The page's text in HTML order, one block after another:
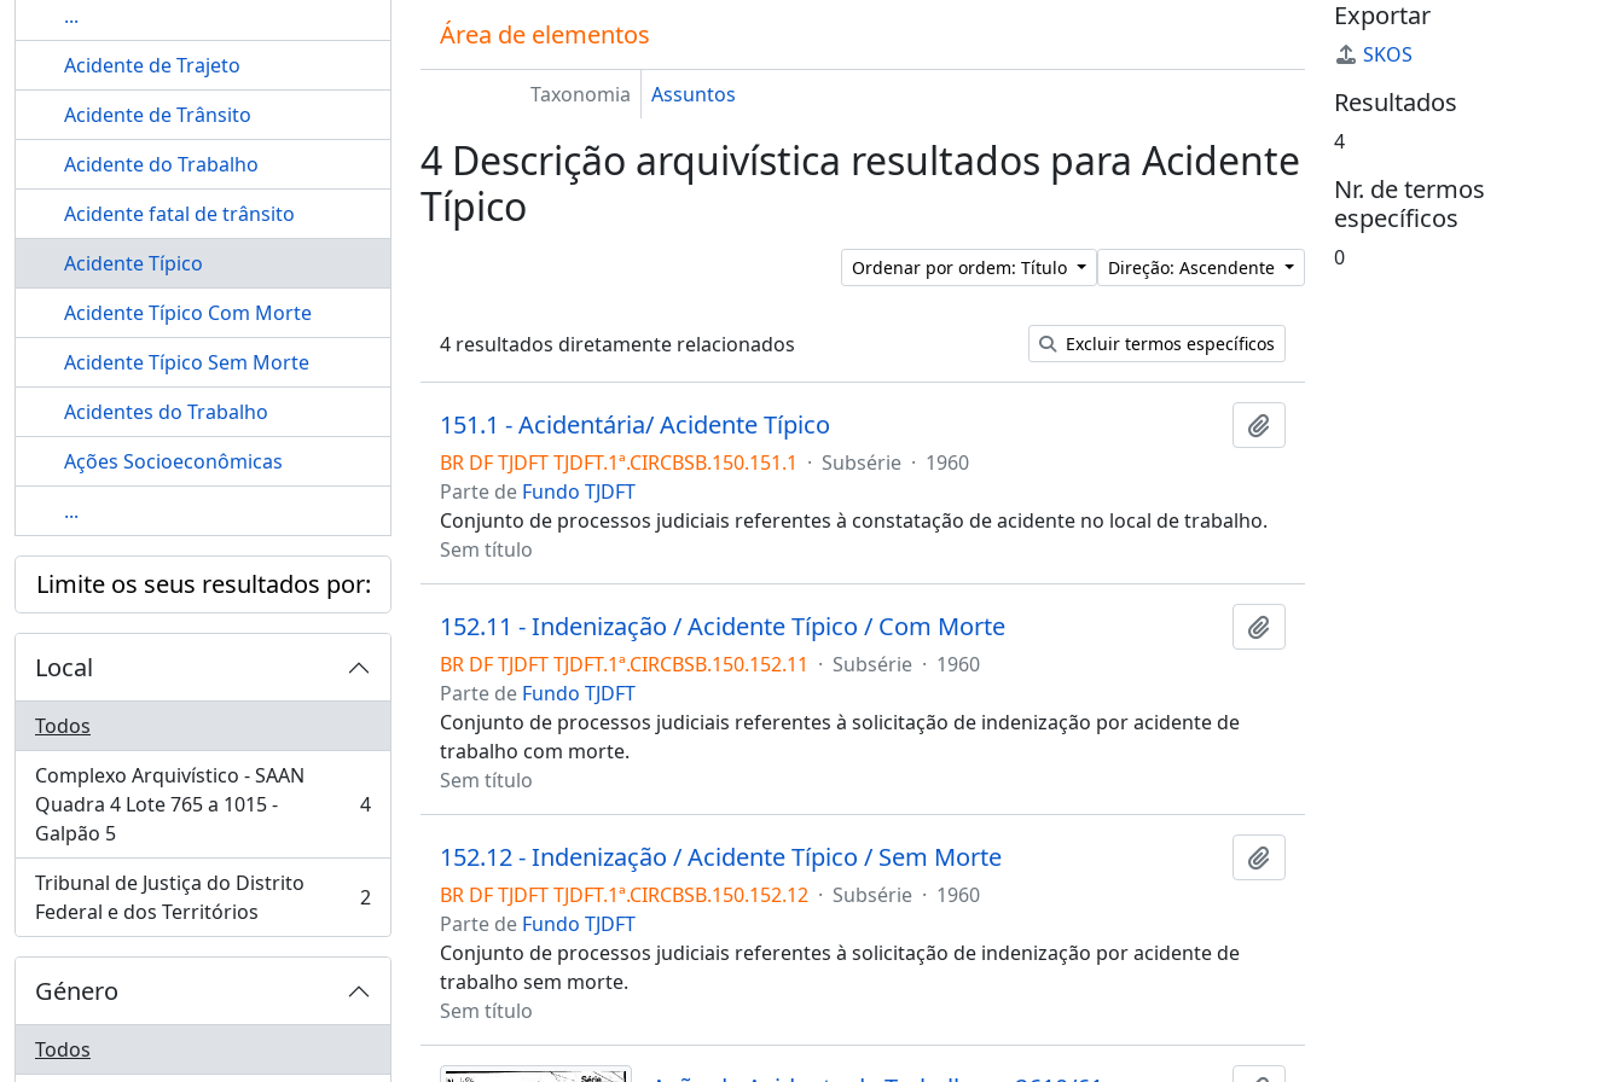
...
Acidente de Trajeto
Acidente de Trânsito
Acidente do Trabalho
Acidente fatal de trânsito
Acidente Típico
Acidente Típico Com Morte
Acidente Típico Sem Morte
Acidentes do Trabalho
Ações Socioeconômicas
...
Limite os seus resultados por:
Local
Todos
Complexo Arquivístico - SAAN
Quadra 4 Lote 765 a 1015 -
Galpão 5
, 4 resultados 4
Tribunal de Justiça do Distrito
Federal e dos Territórios
, 2 resultados 2
Género
Todos
Área de elementos
Taxonomia Assuntos
4 Descrição arquivística resultados para Acidente
Típico
Ordenar por ordem: Título Direção: Ascendente
4 resultados diretamente relacionados Excluir termos específicos
151.1 - Acidentária/ Acidente Típico
BR DF TJDFT TJDFT.1ª.CIRCBSB.150.151.1 · Subsérie · 1960
Parte de Fundo TJDFT
Conjunto de processos judiciais referentes à constatação de acidente no local de trabalho.
Sem título
152.11 - Indenização / Acidente Típico / Com Morte
BR DF TJDFT TJDFT.1ª.CIRCBSB.150.152.11 · Subsérie · 1960
Parte de Fundo TJDFT
Conjunto de processos judiciais referentes à solicitação de indenização por acidente de
trabalho com morte.
Sem título
152.12 - Indenização / Acidente Típico / Sem Morte
BR DF TJDFT TJDFT.1ª.CIRCBSB.150.152.12 · Subsérie · 1960
Parte de Fundo TJDFT
Conjunto de processos judiciais referentes à solicitação de indenização por acidente de
trabalho sem morte.
Sem título
Exportar
SKOS
Resultados
4
Nr. de termos
específicos
0